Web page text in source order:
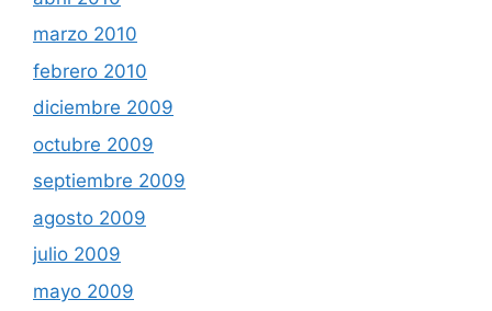
marzo 2010
febrero 2010
diciembre 2009
octubre 2009
septiembre 2009
agosto 2009
julio 2009
mayo 2009